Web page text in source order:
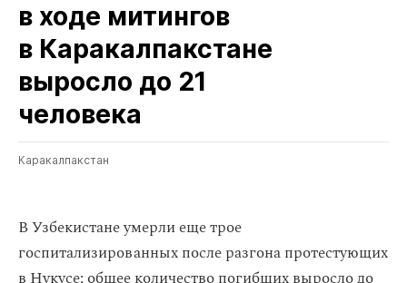
в ходе митингов
в Каракалпакстане
выросло до 21
человека
Каракалпакстан
В Узбекистане умерли еще трое
госпитализированных после разгона протестующих